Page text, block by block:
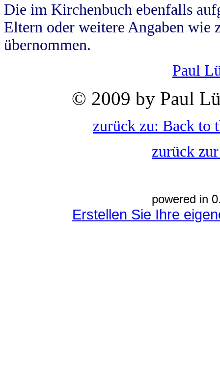
Die im Kirchenbuch ebenfalls
Eltern oder weitere Angaben wie
übernommen.
Paul
© 2009 by Paul
zurück zu: Back to
zurück
powered in
Erstellen Sie Ihre